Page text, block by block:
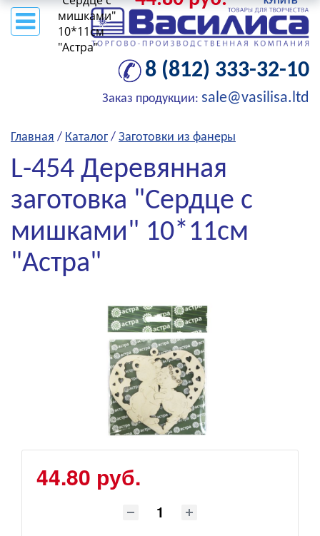
8 (812) 333-32-10
Заказ продукции: sale@vasilisa.ltd
Главная / Каталог / Заготовки из фанеры
L-454 Деревянная
заготовка "Сердце с
мишками" 10*11см
"Астра"
44.80 руб.
мишками"
10*11см
"Астра"